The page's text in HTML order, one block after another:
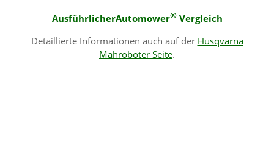
AusführlicherAutomower®Vergleich
Detaillierte Informationen auch auf der Husqvarna
Mähroboter Seite.